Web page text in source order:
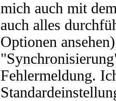
mich auch mit
auch alles
Optionen
Fehlermeldung.